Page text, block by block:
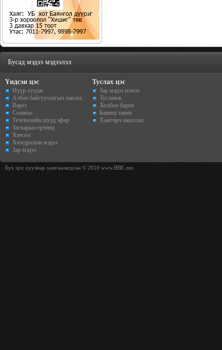
Бусад мэдээ мэдээлэл
Үндсэн цэс
Нүүр хуудас
Албан байгууллагын лавлах
Варез
Сонжоо
Телевизийн шууд эфир
Загварын ертөнц
Хичээл
Хямдралын мэдээ
Зар мэдээ
Туслах цэс
Зар мэдээ нэмэх
Тусламж
Холбоо барих
Баннер тавих
Хамтарч ажиллах
Бүх эрх хуулиар хамгаалагдсан © 2010 www.BBE.mn